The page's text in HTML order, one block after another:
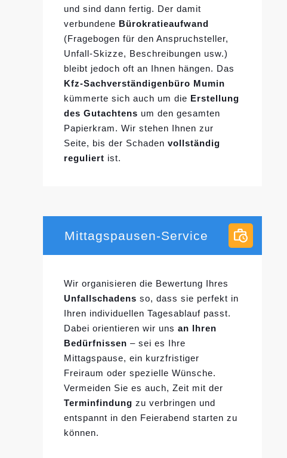
und sind dann fertig. Der damit
verbundene Bürokratieaufwand
(Fragebogen für den Anspruchsteller,
Unfall-Skizze, Beschreibungen usw.)
bleibt jedoch oft an Ihnen hängen. Das
Kfz-Sachverständigenbüro Mumin
kümmerte sich auch um die Erstellung
des Gutachtens um den gesamten
Papierkram. Wir stehen Ihnen zur
Seite, bis der Schaden vollständig
reguliert ist.
Mittagspausen-Service
Wir organisieren die Bewertung Ihres
Unfallschadens so, dass sie perfekt in
Ihren individuellen Tagesablauf passt.
Dabei orientieren wir uns an Ihren
Bedürfnissen – sei es Ihre
Mittagspause, ein kurzfristiger
Freiraum oder spezielle Wünsche.
Vermeiden Sie es auch, Zeit mit der
Terminfindung zu verbringen und
entspannt in den Feierabend starten zu
können.